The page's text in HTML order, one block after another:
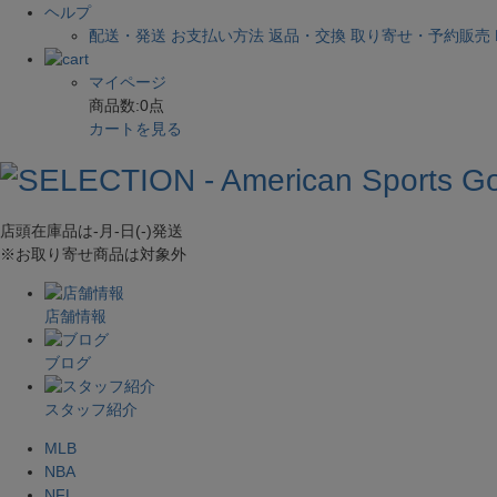
ヘルプ
配送・発送 お支払い方法 返品・交換 取り寄せ・予約販売
マイページ
商品数:0点
カートを見る
店頭在庫品は-月-日(-)発送
※お取り寄せ商品は対象外
店舗情報
ブログ
スタッフ紹介
MLB
NBA